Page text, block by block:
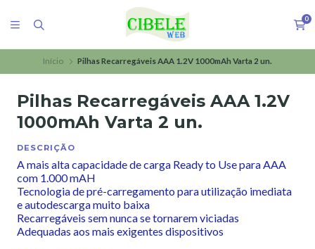
0
Início Pilhas Recarregáveis AAA 1.2V 1000mAh Varta 2 un.
Pilhas Recarregáveis AAA 1.2V
1000mAh Varta 2 un.
DESCRIÇÃO
A mais alta capacidade de carga Ready to Use para AAA
com 1.000 mAH
Tecnologia de pré-carregamento para utilização imediata
e autodescarga muito baixa
Recarregáveis sem nunca se tornarem viciadas
Adequadas aos mais exigentes dispositivos